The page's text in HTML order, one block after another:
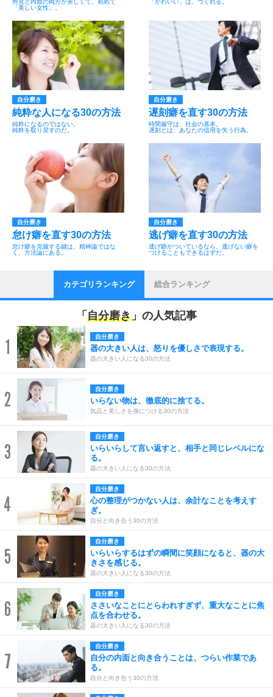
外見と内面の両方が美しくて、初めて
「美しい女性」。
「かわいい」は、つくれる。
自分磨き
純粋な人になる30の方法
純粋になるのではない。
純粋を取り戻すのだ。
自分磨き
遅刻癖を直す30の方法
時間厳守は、社会の基本。
遅刻とは、あなたの信用を失う行為。
自分磨き
怠け癖を直す30の方法
怠け癖を克服する鍵は、精神論ではな
く、方法論にある。
自分磨き
逃げ癖を直す30の方法
逃げ癖がついているなら、逃げない癖を
つけることもできるはずだ。
カテゴリランキング 総合ランキング
「 自分磨き 」の人気記事
1 自分磨き
器の大きい人は、怒りを優しさで表現する。
器の大きい人になる30の方法
2 自分磨き
いらない物は、徹底的に捨てる。
気品と美しさを身につける30の方法
3
自分磨き
いらいらして言い返すと、相手と同じレベルにな
る。
器の大きい人になる30の方法
4
自分磨き
心の整理がつかない人は、余計なことを考えす
ぎ。
自分と向き合う30の方法
5
自分磨き
いらいらするはずの瞬間に笑顔になると、器の大
きさを感じる。
器の大きい人になる30の方法
6
自分磨き
ささいなことにとらわれすぎず、重大なことに焦
点を合わせる。
器の大きい人になる30の方法
7
自分磨き
自分の内面と向き合うことは、つらい作業であ
る。
自分と向き合う30の方法